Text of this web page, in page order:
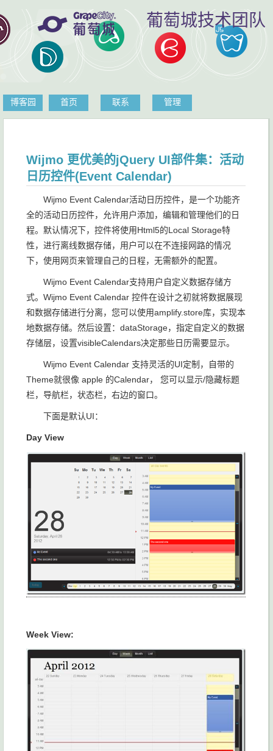
葡萄城技术团队
博客园 首页 联系 管理
Wijmo 更优美的jQuery UI部件集：活动
日历控件(Event Calendar)
Wijmo Event Calendar活动日历控件，是一个功能齐
全的活动日历控件，允许用户添加，编辑和管理他们的日
程。默认情况下，控件将使用Html5的Local Storage特
性，进行离线数据存储，用户可以在不连接网路的情况
下，使用网页来管理自己的日程，无需额外的配置。
Wijmo Event Calendar支持用户自定义数据存储方
式。Wijmo Event Calendar 控件在设计之初就将数据展现
和数据存储进行分离，您可以使用amplify.store库，实现本
地数据存储。然后设置：dataStorage，指定自定义的数据
存储层，设置visibleCalendars决定那些日历需要显示。
Wijmo Event Calendar 支持灵活的UI定制，自带的
Theme就很像 apple 的Calendar， 您可以显示/隐藏标题
栏，导航栏，状态栏，右边的窗口。
下面是默认UI：
Day View
Week View: